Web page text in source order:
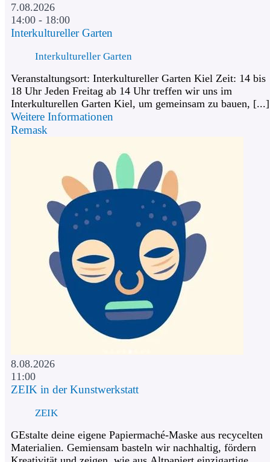
7.08.2026
14:00 - 18:00
Interkultureller Garten
Interkultureller Garten
Veranstaltungsort: Interkultureller Garten Kiel Zeit: 14 bis
18 Uhr Jeden Freitag ab 14 Uhr treffen wir uns im
Interkulturellen Garten Kiel, um gemeinsam zu bauen, [...]
Weitere Informationen
Remask
8.08.2026
11:00
ZEIK in der Kunstwerkstatt
ZEIK
GEstalte deine eigene Papiermaché-Maske aus recycelten
Materialien. Gemiensam basteln wir nachhaltig, fördern